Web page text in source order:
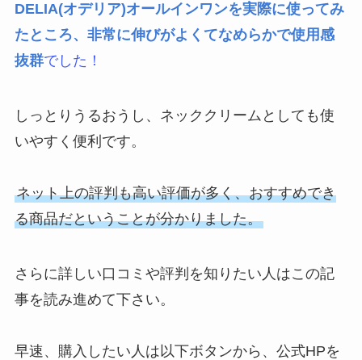
DELIA(オデリア)オールインワンを実際に使ってみ
たところ、⾮常に伸びがよくてなめらかで使⽤感
抜群でした ！
しっとりうるおうし、ネッククリームとしても使
いやすく便利です。
ネット上の評判も⾼い評価が多く、おすすめでき
る商品だということが分かりました。
さらに詳しい口コミや評判を知りたい人はこの記
事を読み進めて下さい。
早速、購⼊したい⼈は以下ボタンから、公式HPを